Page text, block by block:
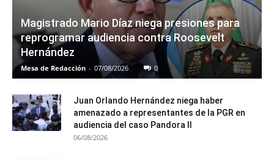
Magistrado Mario Díaz niega presiones para
reprogramar audiencia contra Roosevelt
Hernández
Mesa de Redacción - 07/08/2026 0
Juan Orlando Hernández niega haber
amenazado a representantes de la PGR en
audiencia del caso Pandora II
06/08/2026